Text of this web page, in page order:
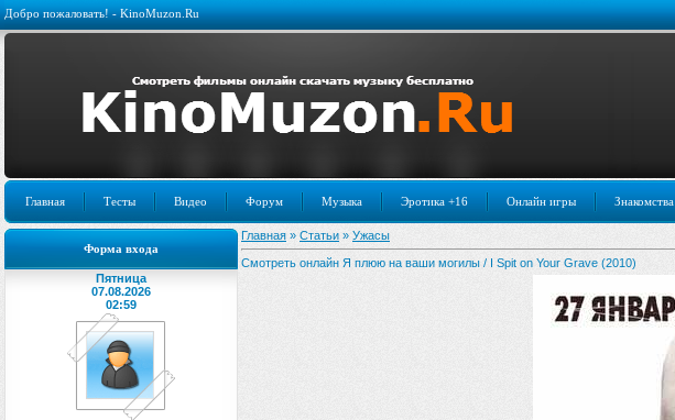
Добро пожаловать! - KinoMuzon.Ru
Главная Тесты Видео Форум Музыка Эротика +16 Онлайн игры Знакомства
Форма входа
Пятница
07.08.2026
02:59
Главная » Статьи » Ужасы
Смотреть онлайн Я плюю на ваши могилы / I Spit on Your Grave (2010)